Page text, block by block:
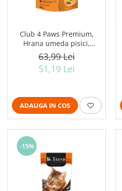
Club 4 Paws Premium,
Hrana umeda pisici,
Hairball Control, cu pui in
sos, 24x80g
63,99 Lei
51,19 Lei
ADAUGA IN COS
-15%